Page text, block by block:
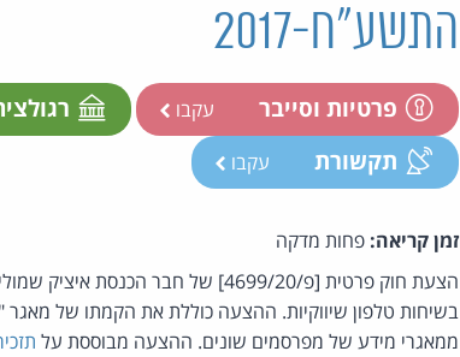
התשע"ח-2017
פרטיות וסייבר עקבו
תקשורת עקבו
זמן קריאה: פחות מדקה
הצעת חוק פרטית [פ/4699/20] של חבר
ממאגרי מידע של מפרסמים שונים. ההצעה מבוססת על